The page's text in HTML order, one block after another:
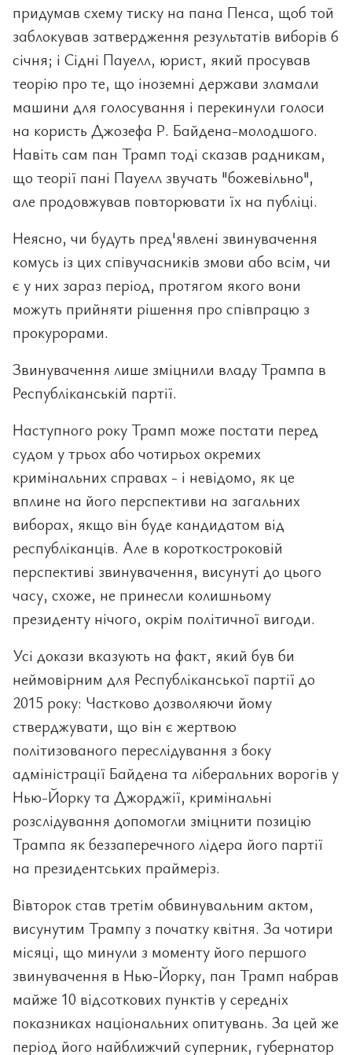
придумав схему тиску на пана Пенса, щоб той
заблокував затвердження результатів виборів 6
січня; і Сідні Пауелл, юрист, який просував
теорію про те, що іноземні держави зламали
машини для голосування і перекинули голоси
на користь Джозефа Р. Байдена-молодшого.
Навіть сам пан Трамп тоді сказав радникам,
що теорії пані Пауелл звучать "божевільно",
але продовжував повторювати їх на публіці.
Неясно, чи будуть пред'явлені звинувачення
комусь із цих співучасників змови або всім, чи
є у них зараз період, протягом якого вони
можуть прийняти рішення про співпрацю з
прокурорами.
Звинувачення лише зміцнили владу Трампа в
Республіканській партії.
Наступного року Трамп може постати перед
судом у трьох або чотирьох окремих
кримінальних справах - і невідомо, як це
вплине на його перспективи на загальних
виборах, якщо він буде кандидатом від
республіканців. Але в короткостроковій
перспективі звинувачення, висунуті до цього
часу, схоже, не принесли колишньому
президенту нічого, окрім політичної вигоди.
Усі докази вказують на факт, який був би
неймовірним для Республіканської партії до
2015 року: Частково дозволяючи йому
стверджувати, що він є жертвою
політизованого переслідування з боку
адміністрації Байдена та ліберальних ворогів у
Нью-Йорку та Джорджії, кримінальні
розслідування допомогли зміцнити позицію
Трампа як беззаперечного лідера його партії
на президентських праймеріз.
Вівторок став третім обвинувальним актом,
висунутим Трампу з початку квітня. За чотири
місяці, що минули з моменту його першого
звинувачення в Нью-Йорку, пан Трамп набрав
майже 10 відсоткових пунктів у середніх
показниках національних опитувань. За цей же
період його найближчий суперник, губернатор